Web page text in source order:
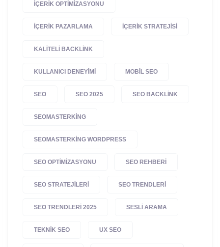
IÇERIK OPTIMIZASYONU
IÇERIK PAZARLAMA IÇERIK STRATEJISI
KALITELI BACKLINK
KULLANICI DENEYIMI MOBIL SEO
SEO SEO 2025 SEO BACKLINK
SEOMASTERKING
SEOMASTERKING WORDPRESS
SEO OPTIMIZASYONU SEO REHBERI
SEO STRATEJILERI SEO TRENDLERI
SEO TRENDLERI 2025 SESLI ARAMA
TEKNIK SEO UX SEO